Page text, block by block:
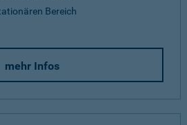
Bereich
mehr Infos